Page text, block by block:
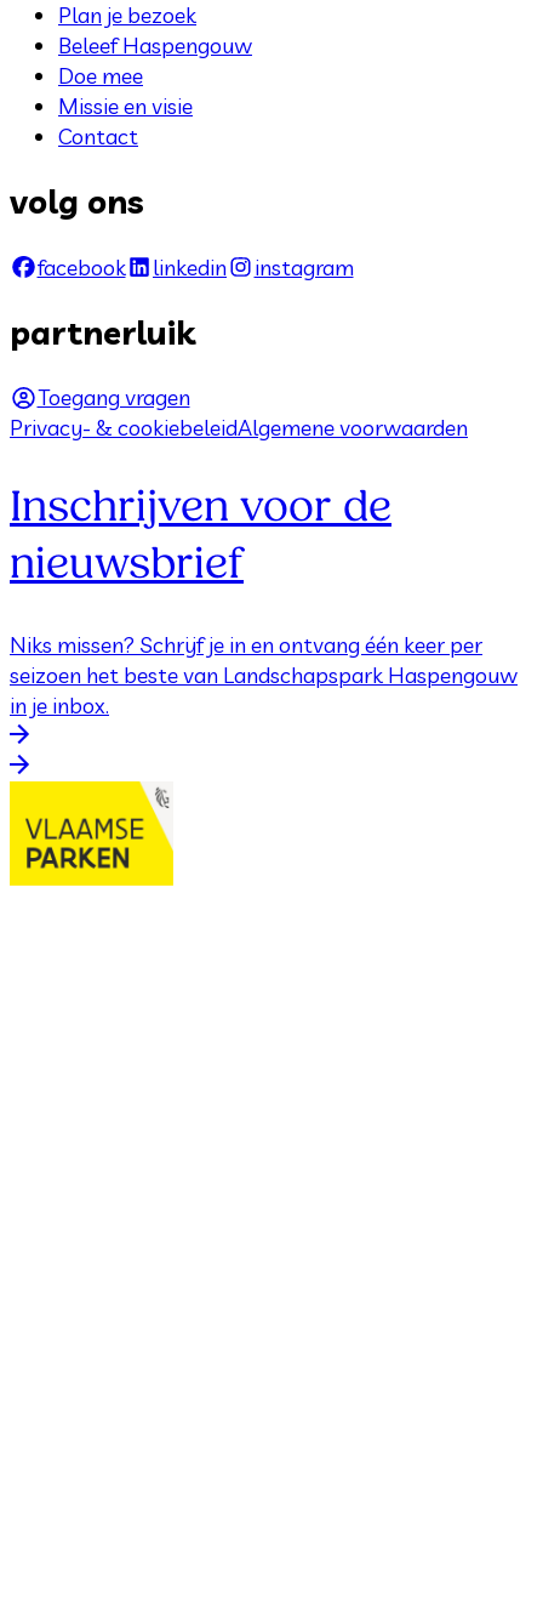
Plan je bezoek
Beleef Haspengouw
Doe mee
Missie en visie
Contact
volg ons
facebook linkedin instagram
partnerluik
Toegang vragen
Privacy- & cookiebeleidAlgemene voorwaarden
Inschrijven voor de
nieuwsbrief
Niks missen? Schrijf je in en ontvang één keer per
seizoen het beste van Landschapspark Haspengouw
in je inbox.